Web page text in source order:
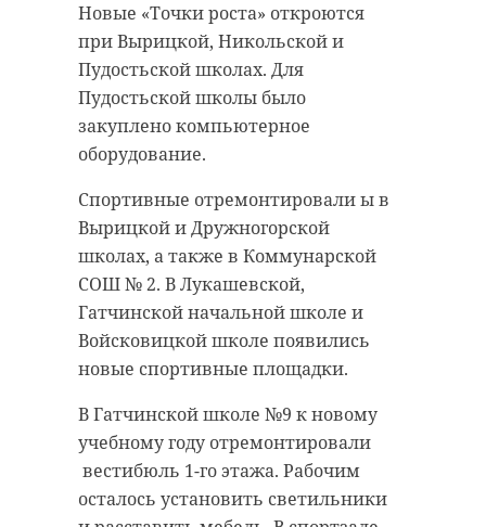
Новые «Точки роста» откроются
при Вырицкой, Никольской и
Пудостьской школах. Для
Пудостьской школы было
закуплено компьютерное
оборудование.
Спортивные отремонтировали ы в
Вырицкой и Дружногорской
школах, а также в Коммунарской
СОШ № 2. В Лукашевской,
Гатчинской начальной школе и
Войсковицкой школе появились
новые спортивные площадки.
В Гатчинской школе №9 к новому
учебному году отремонтировали
вестибюль 1-го этажа. Рабочим
осталось установить светильники
области.
Вскоре в Светогорске появится
парк около Дома культуры. В
Высоцке полным ходом идет
благоустройство набережной, а в
второй этап благоустройства
городского парка. Садовый сквер в
Выборге (на участке, где
установлен памятник Максиму
Горькому) также будет масштабно
обновлен.
выбрали сами жители.
Все муниципальные образования
Выборгского района стремятся
продукцию мобильной. С её
помощью ряженку, молоко и
прочую продукцию можно пить
из стакана-кувшина, а йогурт
можно съесть, например, в дороге
с помощью маленькой ложки под
крышкой. Упаковка также
является экологичной — её можно
сдать на переработку. Как
утверждают на производстве, вся
продукция производится из
цельного молока.
Мы отличаемся от
всех тем, что
вырабатываем
продукцию именно